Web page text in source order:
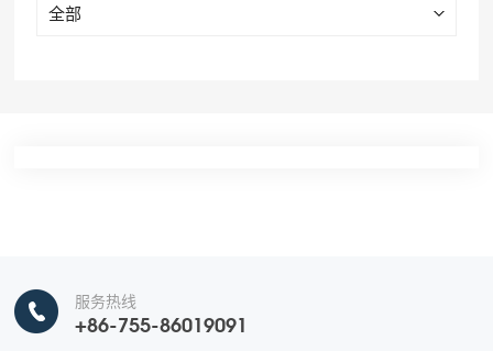
全部
服务热线
+86-755-86019091